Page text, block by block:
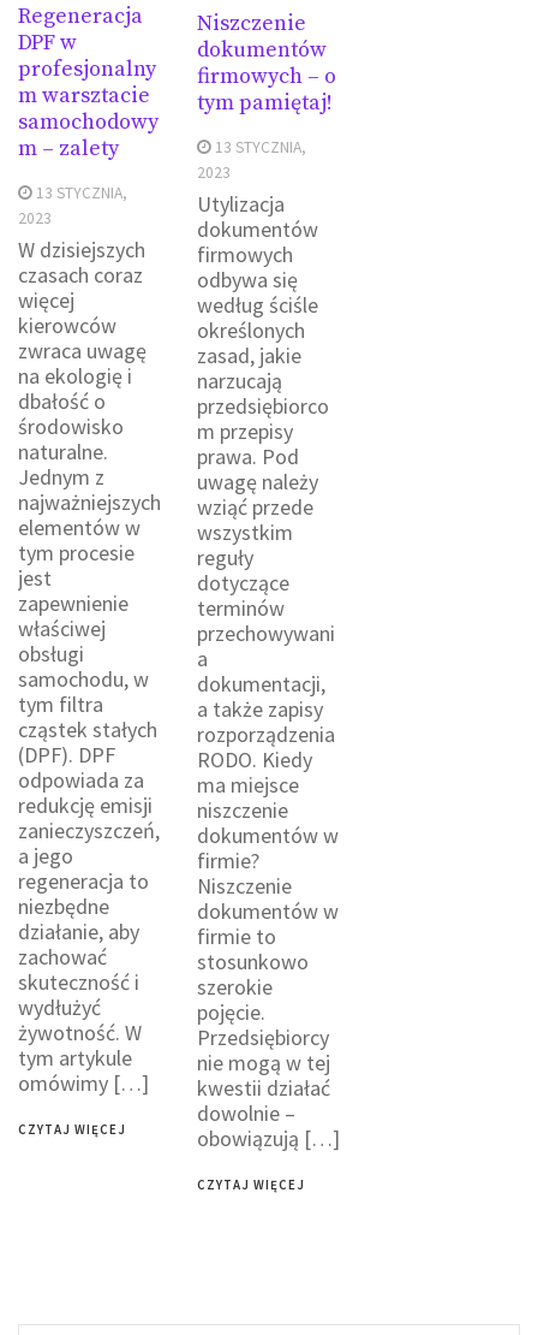
Regeneracja
DPF w
profesjonalny
m warsztacie
samochodowy
m – zalety
13 STYCZNIA,
2023
W dzisiejszych
czasach coraz
więcej
kierowców
zwraca uwagę
na ekologię i
dbałość o
środowisko
naturalne.
Jednym z
najważniejszych
elementów w
tym procesie
jest
zapewnienie
właściwej
obsługi
samochodu, w
tym filtra
cząstek stałych
(DPF). DPF
odpowiada za
redukcję emisji
zanieczyszczeń,
a jego
regeneracja to
niezbędne
działanie, aby
zachować
skuteczność i
wydłużyć
żywotność. W
tym artykule
omówimy […]
CZYTAJ WIĘCEJ
Niszczenie
dokumentów
firmowych – o
tym pamiętaj!
13 STYCZNIA,
2023
Utylizacja
dokumentów
firmowych
odbywa się
według ściśle
określonych
zasad, jakie
narzucają
przedsiębiorco
m przepisy
prawa. Pod
uwagę należy
wziąć przede
wszystkim
reguły
dotyczące
terminów
przechowywani
a
dokumentacji,
a także zapisy
rozporządzenia
RODO. Kiedy
ma miejsce
niszczenie
dokumentów w
firmie?
Niszczenie
dokumentów w
firmie to
stosunkowo
szerokie
pojęcie.
Przedsiębiorcy
nie mogą w tej
kwestii działać
dowolnie –
obowiązują […]
CZYTAJ WIĘCEJ